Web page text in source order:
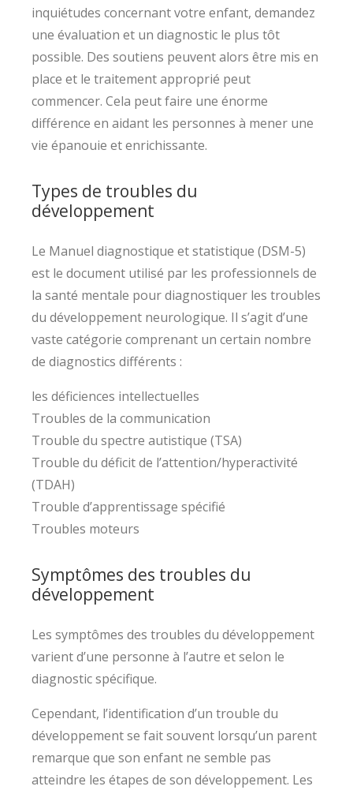
inquiétudes concernant votre enfant, demandez
une évaluation et un diagnostic le plus tôt
possible. Des soutiens peuvent alors être mis en
place et le traitement approprié peut
commencer. Cela peut faire une énorme
différence en aidant les personnes à mener une
vie épanouie et enrichissante.
Types de troubles du
développement
Le Manuel diagnostique et statistique (DSM-5)
est le document utilisé par les professionnels de
la santé mentale pour diagnostiquer les troubles
du développement neurologique. Il s’agit d’une
vaste catégorie comprenant un certain nombre
de diagnostics différents :
les déficiences intellectuelles
Troubles de la communication
Trouble du spectre autistique (TSA)
Trouble du déficit de l’attention/hyperactivité
(TDAH)
Trouble d’apprentissage spécifié
Troubles moteurs
Symptômes des troubles du
développement
Les symptômes des troubles du développement
varient d’une personne à l’autre et selon le
diagnostic spécifique.
Cependant, l’identification d’un trouble du
développement se fait souvent lorsqu’un parent
remarque que son enfant ne semble pas
atteindre les étapes de son développement. Les